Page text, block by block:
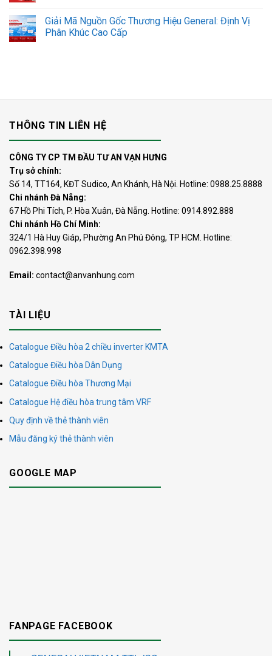
Giải Mã Nguồn Gốc Thương Hiệu General: Định Vị
Phân Khúc Cao Cấp
THÔNG TIN LIÊN HỆ
CÔNG TY CP TM ĐẦU TƯ AN VẠN HƯNG
Trụ sở chính:
Số 14, TT164, KĐT Sudico, An Khánh, Hà Nội. Hotline: 0988.25.8888
Chi nhánh Đà Nẵng:
67 Hồ Phi Tích, P. Hòa Xuân, Đà Nẵng. Hotline: 0914.892.888
Chi nhánh Hồ Chí Minh:
324/1 Hà Huy Giáp, Phường An Phú Đông, TP HCM. Hotline:
0962.398.998
Email: contact@anvanhung.com
TÀI LIỆU
Catalogue Điều hòa 2 chiều inverter KMTA
Catalogue Điều hòa Dân Dụng
Catalogue Điều hòa Thương Mại
Catalogue Hệ điều hòa trung tâm VRF
Quy định về thẻ thành viên
Mẫu đăng ký thẻ thành viên
GOOGLE MAP
FANPAGE FACEBOOK